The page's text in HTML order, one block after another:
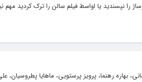
را نپسندید یا اواسط فیلم سالن را ترک کردید
بهاره رهنما، پرویز پرستویی، ماهایا پطروسیان،